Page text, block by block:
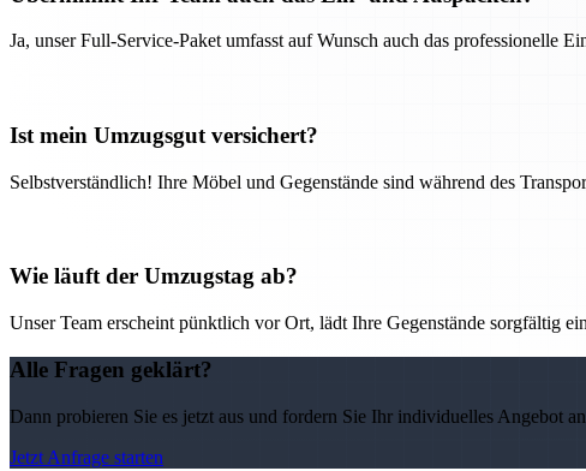
Ja, unser Full-Service-Paket umfasst auf Wunsch auch das professionelle
Ist mein Umzugsgut versichert?
Selbstverständlich! Ihre Möbel und Gegenstände sind während des
Wie läuft der Umzugstag ab?
Unser Team erscheint pünktlich vor Ort, lädt Ihre Gegenstände sorgfältig
Alle Fragen geklärt?
Dann probieren Sie es jetzt aus und fordern Sie Ihr individuelles Angebot
Jetzt Anfrage starten